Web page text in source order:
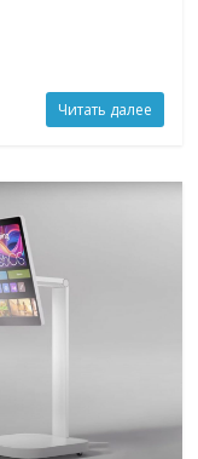
Читать далее